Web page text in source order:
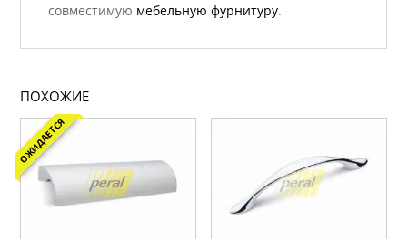
совместимую мебельную фурнитуру.
ПОХОЖИЕ
ОЖИДАЕТСЯ